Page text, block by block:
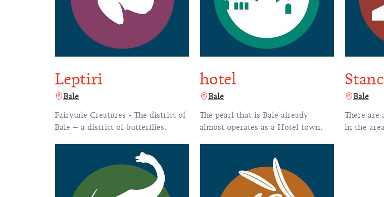
Leptiri
Bale
Fairytale Creatures - The district of
Bale – a district of butterflies.
hotel
Bale
The pearl that is Bale already
almost operates as a Hotel town.
Bale
There are
in the